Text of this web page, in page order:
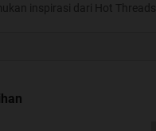
inspirasi dari Hot Threads.